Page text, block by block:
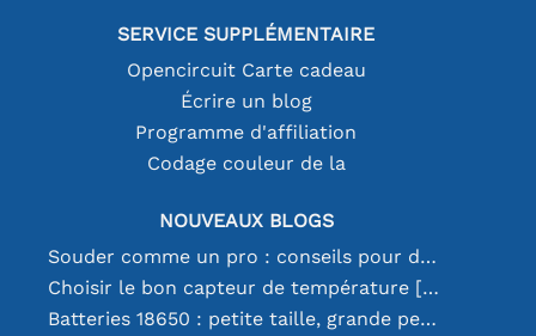
SERVICE SUPPLÉMENTAIRE
Opencircuit Carte cadeau
Écrire un blog
Programme d'affiliation
Codage couleur de la
NOUVEAUX BLOGS
Souder comme un pro : conseils pour des connexions électroniques parfaites
Choisir le bon capteur de température [youtube]
Batteries 18650 : petite taille, grande performance